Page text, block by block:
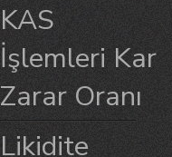
KAS
İşlemleri Kar
Zarar Oranı
Likidite